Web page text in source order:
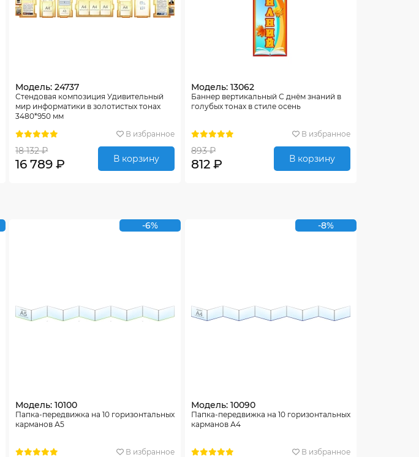
Модель: 24737
Стендовая композиция Удивительный
мир информатики в золотистых тонах
3480*950 мм
В избранное
18 132 ₽
16 789 ₽ В корзину
Модель: 13062
Баннер вертикальный С днём знаний в
голубых тонах в стиле осень
В избранное
893 ₽
812 ₽ В корзину
-6%
Модель: 10100
Папка-передвижка на 10 горизонтальных
карманов А5
В избранное
-8%
Модель: 10090
Папка-передвижка на 10 горизонтальных
карманов А4
В избранное